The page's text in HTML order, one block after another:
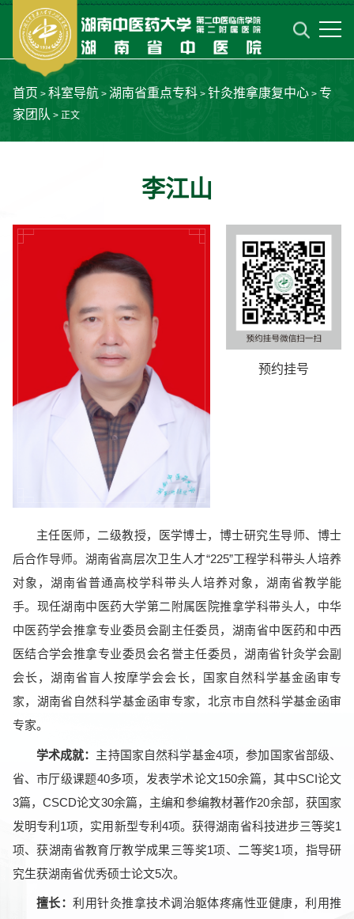
首页 > 科室导航> 湖南省重点专科> 针灸推拿康复中心> 专
家团队 > 正文
李江山
预约挂号
主任医师，二级教授，医学博士，博士研究生导师、博士
后合作导师。湖南省高层次卫生人才“225”工程学科带头人培养
对象，湖南省普通高校学科带头人培养对象，湖南省教学能
手。现任湖南中医药大学第二附属医院推拿学科带头人，中华
中医药学会推拿专业委员会副主任委员，湖南省中医药和中西
医结合学会推拿专业委员会名誉主任委员，湖南省针灸学会副
会长，湖南省盲人按摩学会会长，国家自然科学基金函审专
家，湖南省自然科学基金函审专家，北京市自然科学基金函审
专家。
学术成就： 主持国家自然科学基金4项，参加国家省部级、
省、市厅级课题40多项，发表学术论文150余篇，其中SCI论文
3篇，CSCD论文30余篇，主编和参编教材著作20余部，获国家
发明专利1项，实用新型专利4项。获得湖南省科技进步三等奖1
项、获湖南省教育厅教学成果三等奖1项、二等奖1项，指导研
究生获湖南省优秀硕士论文5次。
擅长：利用针灸推拿技术调治躯体疼痛性亚健康，利用推